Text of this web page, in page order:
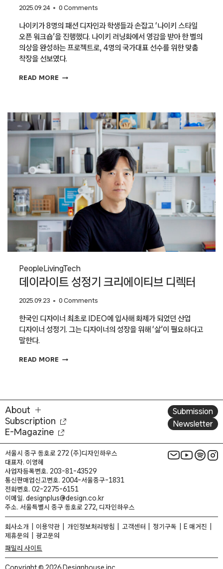
2025.09.24 0 Comments
나이키가 8명의 패션 디자인과 학생들과 손잡고 ‘나이키 스타일
오픈 워크숍’을 진행했다. 나이키 러닝화에서 영감을 받아 한 벌의
의상을 완성하는 프로젝트로, 4명의 국가대표 선수를 위한 맞춤
착장을 선보였다.
READ MORE 스포츠와
매치,
나이키
스타일
오픈
워크숍
PeopleLivingTech
데이라이트 성정기 크리에이티브 디렉터
2025.09.23 0 Comments
한국인 디자이너 최초로 IDEO에 입사해 화제가 되었던 산업
디자이너 성정기. 그는 디자이너의 성장을 위해 ‘삶’이 필요하다고
말한다.
READ MORE 데이라이트
About
Subscription
E-Magazine
Submission
Newsletter
서울시 중구 동호로 272 (주)디자인하우스
대표자. 이영혜
사업자등록번호. 203-81-43529
통신판매업신고번호. 2004-서울중구-1831
전화번호. 02-2275-6151
이메일. designplus@design.co.kr
주소. 서울특별시 중구 동호로 272, 디자인하우스
회사소개 이용약관 개인정보처리방침 고객센터 정기구독
E 매거진
제휴문의
광고문의
패밀리 사이트